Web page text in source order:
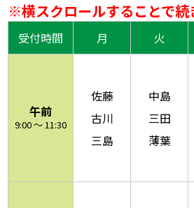
※横スクロールすることで続
受付時間 月 火
午前
9:00 ～ 11:30
佐藤
古川
三島
中島
三田
薄葉